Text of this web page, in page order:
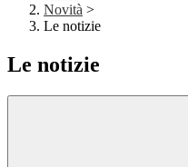
Novità >
Le notizie
Le notizie